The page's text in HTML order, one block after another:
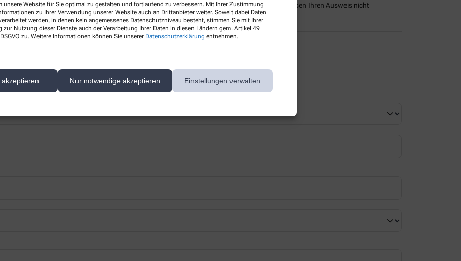
unsere Website für Sie optimal zu gestalten und fortlaufend zu verbessern. Mit Ihrer Zustimmung
zu Ihrer Verwendung unserer Website auch an Drittanbieter weiter. Soweit dabei Daten
werden, in denen kein angemessenes Datenschutzniveau besteht, stimmen Sie mit Ihrer
zur Nutzung dieser Dienste auch der Verarbeitung Ihrer Daten in diesen Ländern gem. Artikel 49
zu. Weitere Informationen können Sie unserer Datenschutzerklärung entnehmen.
akzeptieren Nur notwendige akzeptieren Einstellungen verwalten
die Befreiung der gesetzlichen Zuzahlung haben, können wir diese Info speichern und Sie müssen Ihren Ausweis nicht
Besuch bei uns in der Apotheke abholen.